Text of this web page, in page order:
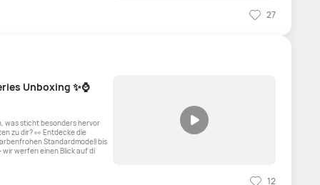
27
Unboxing ✨⌚
was sticht besonders hervor
Entdecke die
farbenfrohen Standardmodell bis
wir werfen einen Blick auf di
12